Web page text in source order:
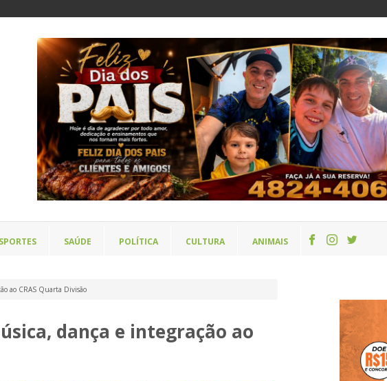
SAÚDE POLÍTICA CULTURA ANIMAIS
ao CRAS Quarta Divisão
dança e integração ao